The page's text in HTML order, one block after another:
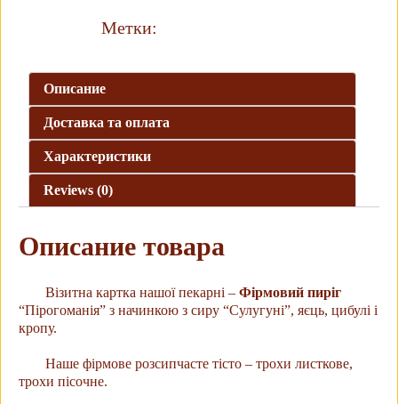
Метки:
Описание
Доставка та оплата
Характеристики
Reviews (0)
Описание товара
Візитна картка нашої пекарні – Фірмовий пиріг
“Пірогоманія” з начинкою з сиру “Сулугуні”, яєць, цибулі і
кропу.
Наше фірмове розсипчасте тісто – трохи листкове,
трохи пісочне.